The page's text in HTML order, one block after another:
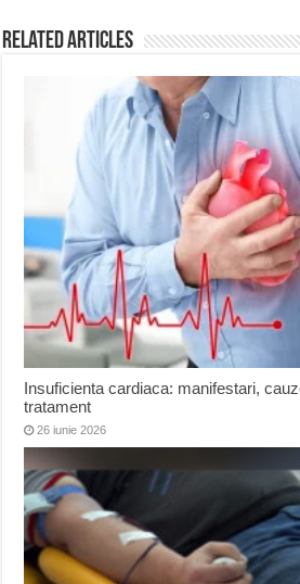
Related Articles
Insuficienta cardiaca: manifestari,
tratament
26 iunie 2026